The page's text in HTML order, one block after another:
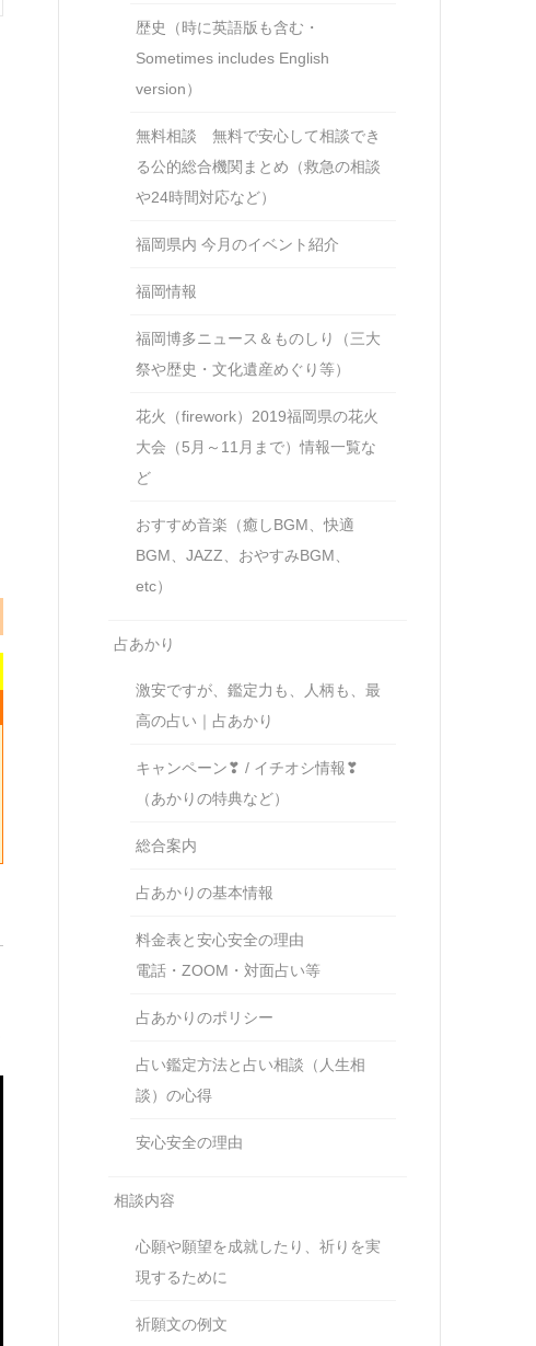
歴史（時に英語版も含む・
Sometimes includes English
version）
無料相談 無料で安心して相談でき
る公的総合機関まとめ（救急の相談
や24時間対応など）
福岡県内 今月のイベント紹介
福岡情報
福岡博多ニュース＆ものしり（三大
祭や歴史・文化遺産めぐり等）
花火（firework）2019福岡県の花火
大会（5月～11月まで）情報一覧な
ど
おすすめ音楽（癒しBGM、快適
BGM、JAZZ、おやすみBGM、
etc）
占あかり
激安ですが、鑑定力も、人柄も、最
高の占い｜占あかり
キャンペーン❣ / イチオシ情報❣
（あかりの特典など）
総合案内
占あかりの基本情報
料金表と安心安全の理由
電話・ZOOM・対面占い等
占あかりのポリシー
占い鑑定方法と占い相談（人生相
談）の心得
安心安全の理由
相談内容
心願や願望を成就したり、祈りを実
現するために
祈願文の例文